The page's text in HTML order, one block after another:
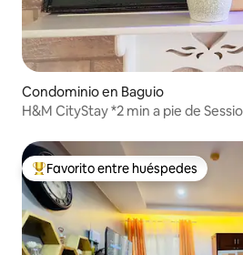
Condominio en Baguio
H&M CityStay *2 min a pie de
De los mejores en Favorito entre
Favorito entre huéspedes